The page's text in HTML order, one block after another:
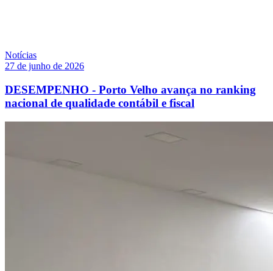
Notícias
27 de junho de 2026
DESEMPENHO - Porto Velho avança no ranking
nacional de qualidade contábil e fiscal